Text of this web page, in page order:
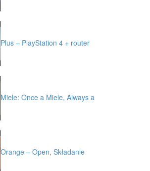
Plus – PlayStation 4 + router
Miele: Once a Miele, Always a
Orange – Open, Składanie